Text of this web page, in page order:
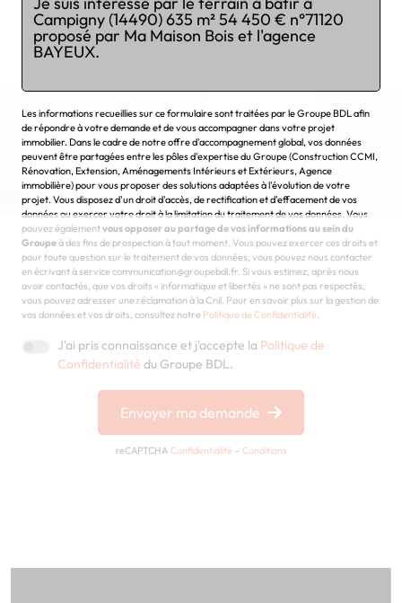
Chargement...
Les informations recueillies sur ce formulaire sont traitées par le Groupe BDL afin
de répondre à votre demande et de vous accompagner dans votre projet
immobilier. Dans le cadre de notre offre d'accompagnement global, vos données
peuvent être partagées entre les pôles d'expertise du Groupe (Construction CCMI,
Rénovation, Extension, Aménagements Intérieurs et Extérieurs, Agence
immobilière) pour vous proposer des solutions adaptées à l'évolution de votre
projet. Vous disposez d'un droit d'accès, de rectification et d'effacement de vos
données ou exercer votre droit à la limitation du traitement de vos données. Vous
pouvez égalementvous opposer au partage de vos informations au sein du
Groupeà des fins de prospection à tout moment. Vous pouvez exercer ces droits et
pour toute question sur le traitement de vos données, vous pouvez nous contacter
en écrivant à service communication@groupebdl.fr. Si vous estimez, après nous
avoir contactés, que vos droits « informatique et libertés » ne sont pas respectés,
vous pouvez adresser une réclamation à la Cnil. Pour en savoir plus sur la gestion de
vos données et vos droits, consultez notre Politique de Confidentialité.
J'ai pris connaissance et j'accepte la Politique de
Confidentialité du Groupe BDL.
Envoyer ma demande
reCAPTCHA Confidentialité - Conditions